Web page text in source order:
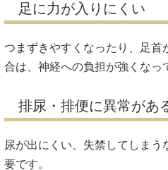
足に力が入りにくい
つまずきやすくなったり、足首
合は、神経への負担が強くなっ
排尿・排便に異常があ
尿が出にくい、失禁してしま
要です。